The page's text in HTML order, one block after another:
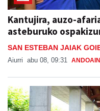
Kantujira, auzo-
asteburuko
SAN ESTEBAN JAIAK
Aiurri abu 08, 09:31 ANDOAIN